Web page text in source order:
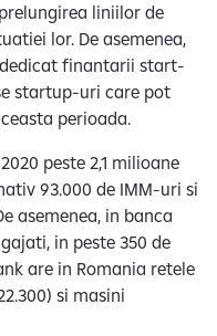
liniilor de
lor. De asemenea,
finantarii start-
startup-uri care pot
perioada.
peste 2,1 milioane
93.000 de IMM-uri si
asemenea, in banca
in peste 350 de
are in Romania retele
si masini